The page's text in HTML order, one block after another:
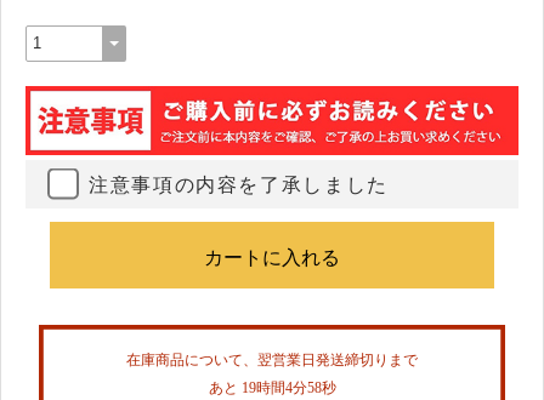
注意事項の内容を了承しました
在庫商品について、翌営業日発送締切りまで
あと 19時間4分57秒